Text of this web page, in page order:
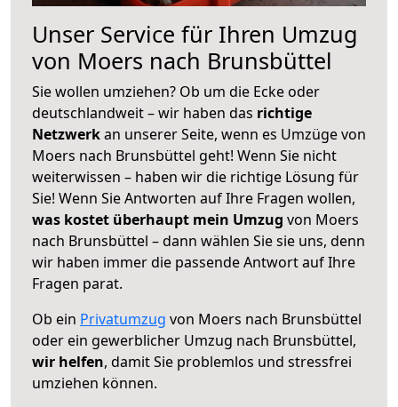
Unser Service für Ihren Umzug
von Moers nach Brunsbüttel
Sie wollen umziehen? Ob um die Ecke oder
deutschlandweit – wir haben das richtige
Netzwerkan unserer Seite, wenn es Umzüge von
Moers nach Brunsbüttel geht! Wenn Sie nicht
weiterwissen – haben wir die richtige Lösung für
Sie! Wenn Sie Antworten auf Ihre Fragen wollen,
was kostet überhaupt mein Umzug von Moers
nach Brunsbüttel – dann wählen Sie sie uns, denn
wir haben immer die passende Antwort auf Ihre
Fragen parat.
Ob ein Privatumzug von Moers nach Brunsbüttel
oder ein gewerblicher Umzug nach Brunsbüttel,
wir helfen, damit Sie problemlos und stressfrei
umziehen können.